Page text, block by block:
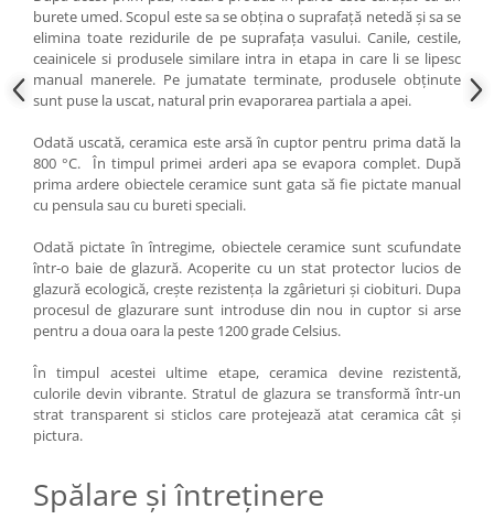
burete umed. Scopul este sa se obțina o suprafață netedă și sa se
elimina toate rezidurile de pe suprafața vasului. Canile, cestile,
ceainicele si produsele similare intra in etapa in care li se lipesc
manual manerele. Pe jumatate terminate, produsele obținute
sunt puse la uscat, natural prin evaporarea partiala a apei.
Odată uscată, ceramica este arsă în cuptor pentru prima dată la
800 °C. În timpul primei arderi apa se evapora complet. După
prima ardere obiectele ceramice sunt gata să fie pictate manual
cu pensula sau cu bureti speciali.
Odată pictate în întregime, obiectele ceramice sunt scufundate
într-o baie de glazură. Acoperite cu un stat protector lucios de
glazură ecologică, crește rezistența la zgârieturi și ciobituri. Dupa
procesul de glazurare sunt introduse din nou in cuptor si arse
pentru a doua oara la peste 1200 grade Celsius.
În timpul acestei ultime etape, ceramica devine rezistentă,
culorile devin vibrante. Stratul de glazura se transformă într-un
strat transparent si sticlos care protejează atat ceramica cât și
pictura.
Spălare și întreținere